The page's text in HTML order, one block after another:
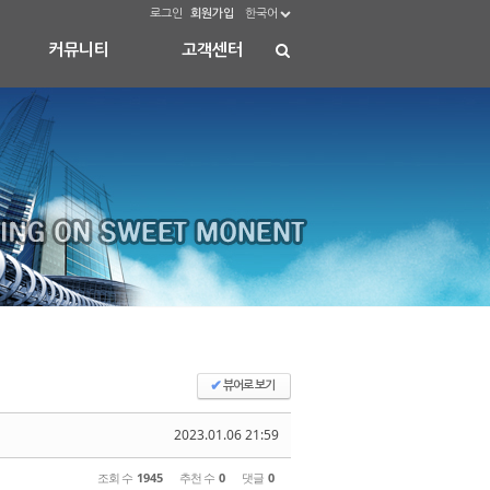
로그인 회원가입 한국어
커뮤니티 고객센터
✔뷰어로 보기
2023.01.06 21:59
조회 수 1945 추천 수 0 댓글 0